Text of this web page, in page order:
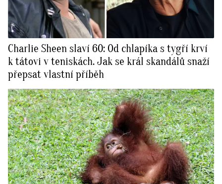
Charlie Sheen slaví 60: Od chlapíka s tygří krví
k tátovi v teniskách. Jak se král skandálů snaží
přepsat vlastní příběh